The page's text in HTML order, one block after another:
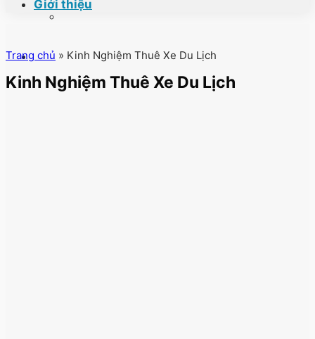
Giới thiệu
Trang chủ » Kinh Nghiệm Thuê Xe Du Lịch
Kinh Nghiệm Thuê Xe Du Lịch